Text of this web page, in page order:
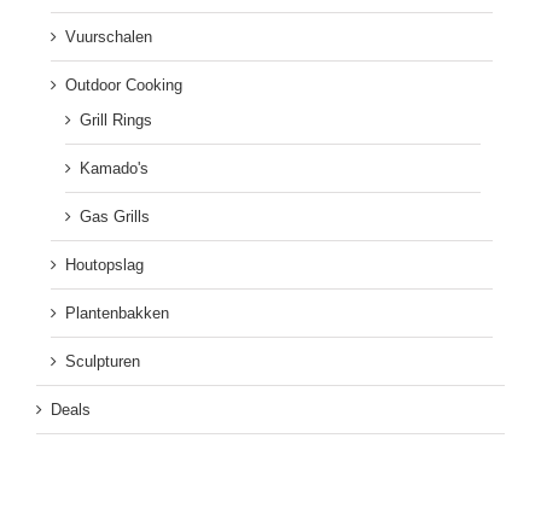
Vuurschalen
Outdoor Cooking
Grill Rings
Kamado's
Gas Grills
Houtopslag
Plantenbakken
Sculpturen
Deals